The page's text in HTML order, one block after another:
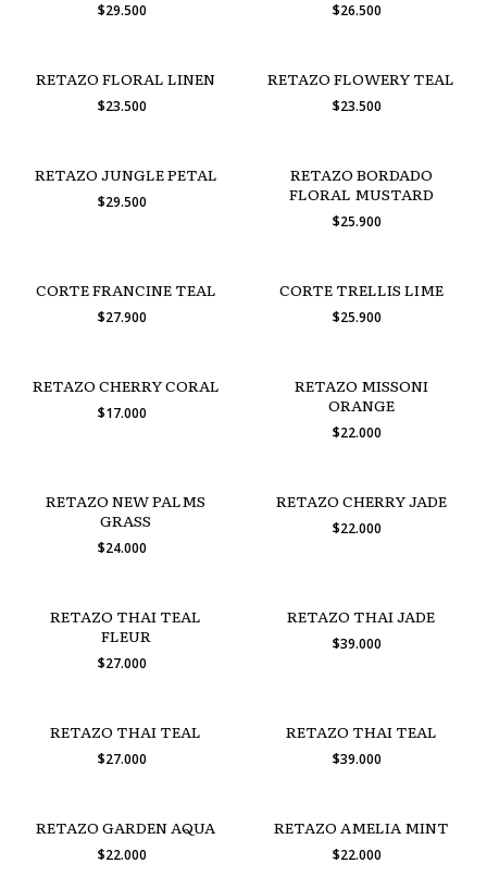
$29.500 $26.500
RETAZO FLORAL LINEN
$23.500
RETAZO FLOWERY TEAL
$23.500
RETAZO JUNGLE PETAL
$29.500
RETAZO BORDADO
FLORAL MUSTARD
$25.900
CORTE FRANCINE TEAL
$27.900
CORTE TRELLIS LIME
$25.900
RETAZO CHERRY CORAL
$17.000
RETAZO MISSONI
ORANGE
$22.000
RETAZO NEW PALMS
GRASS
$24.000
RETAZO CHERRY JADE
$22.000
RETAZO THAI TEAL
FLEUR
$27.000
RETAZO THAI JADE
$39.000
RETAZO THAI TEAL
$27.000
RETAZO THAI TEAL
$39.000
RETAZO GARDEN AQUA
$22.000
RETAZO AMELIA MINT
$22.000